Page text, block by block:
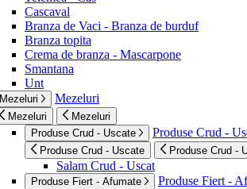
Cascaval
Branza de Vaci - Branza de burduf
Branza topita
Crema de branza - Mascarpone
Smantana
Unt
Mezeluri Mezeluri
Mezeluri
Mezeluri
Produse Crud - Uscate
Produse Crud -
Produse Crud - Uscate Produse Crud -
Salam Crud - Uscat
Produse Fiert - Afumate Produse Fiert -